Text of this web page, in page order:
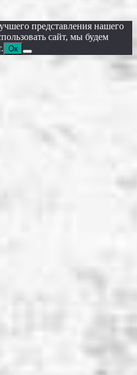
представления нашего
сайт, мы будем
Ок